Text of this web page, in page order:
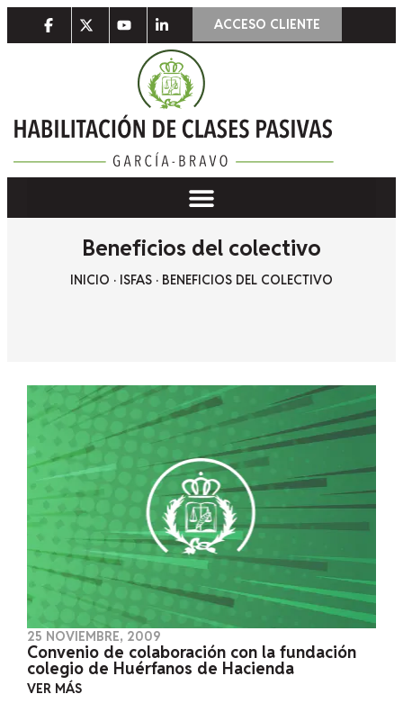
ACCESO CLIENTE
Beneficios del colectivo
INICIO · ISFAS · BENEFICIOS DEL COLECTIVO
25 NOVIEMBRE, 2009
Convenio de colaboración con la fundación
colegio de Huérfanos de Hacienda
VER MÁS